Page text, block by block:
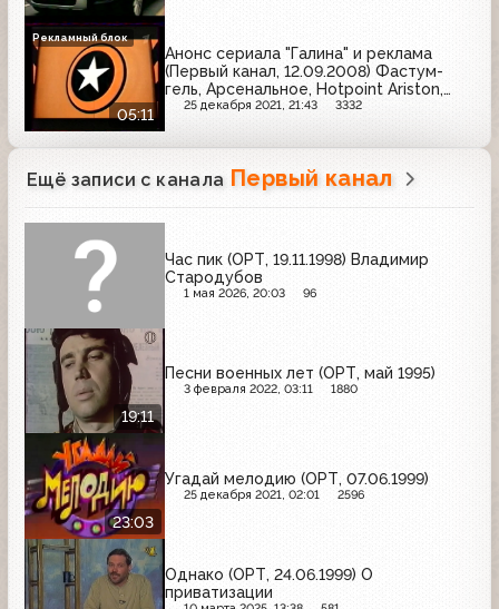
05:11
Анонс сериала "Галина" и реклама
(Первый канал, 12.09.2008) Фастум-
гель, Арсенальное, Hotpoint Ariston,
Пенталгин-Н, Mars, Момент, Белый
25 декабря 2021, 21:43 3332
Рекламный блок
Ещё записи с канала Первый канал
Час пик (ОРТ, 19.11.1998) Владимир
Стародубов
1 мая 2026, 20:03 96
19:11
Песни военных лет (ОРТ, май 1995)
3 февраля 2022, 03:11 1880
23:03
Угадай мелодию (ОРТ, 07.06.1999)
25 декабря 2021, 02:01 2596
Однако (ОРТ, 24.06.1999) О
приватизации